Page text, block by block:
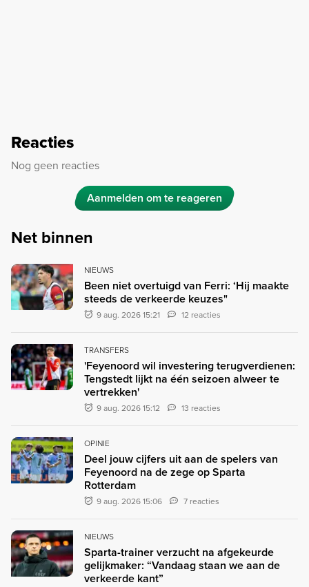
Reacties
Nog geen reacties
Aanmelden om te reageren
Net binnen
NIEUWS
Been niet overtuigd van Ferri: ‘Hij maakte
steeds de verkeerde keuzes"
9 aug. 2026 15:21 12 reacties
TRANSFERS
'Feyenoord wil investering terugverdienen:
Tengstedt lijkt na één seizoen alweer te
vertrekken'
9 aug. 2026 15:12 13 reacties
OPINIE
Deel jouw cijfers uit aan de spelers van
Feyenoord na de zege op Sparta
Rotterdam
9 aug. 2026 15:06 7 reacties
NIEUWS
Sparta-trainer verzucht na afgekeurde
gelijkmaker: “Vandaag staan we aan de
verkeerde kant”